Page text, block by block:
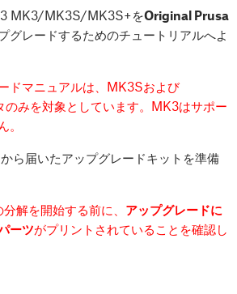
MK3/MK3S/MK3S+をOriginal Prusa
グレードするためのチュートリアルへよ
ドマニュアルは、MK3Sおよび
みを対象としています。MK3はサポー
。
ら届いたアップグレードキットを準備
解を開始する前に、 アップグレードに
ーツがプリントされていることを確認し